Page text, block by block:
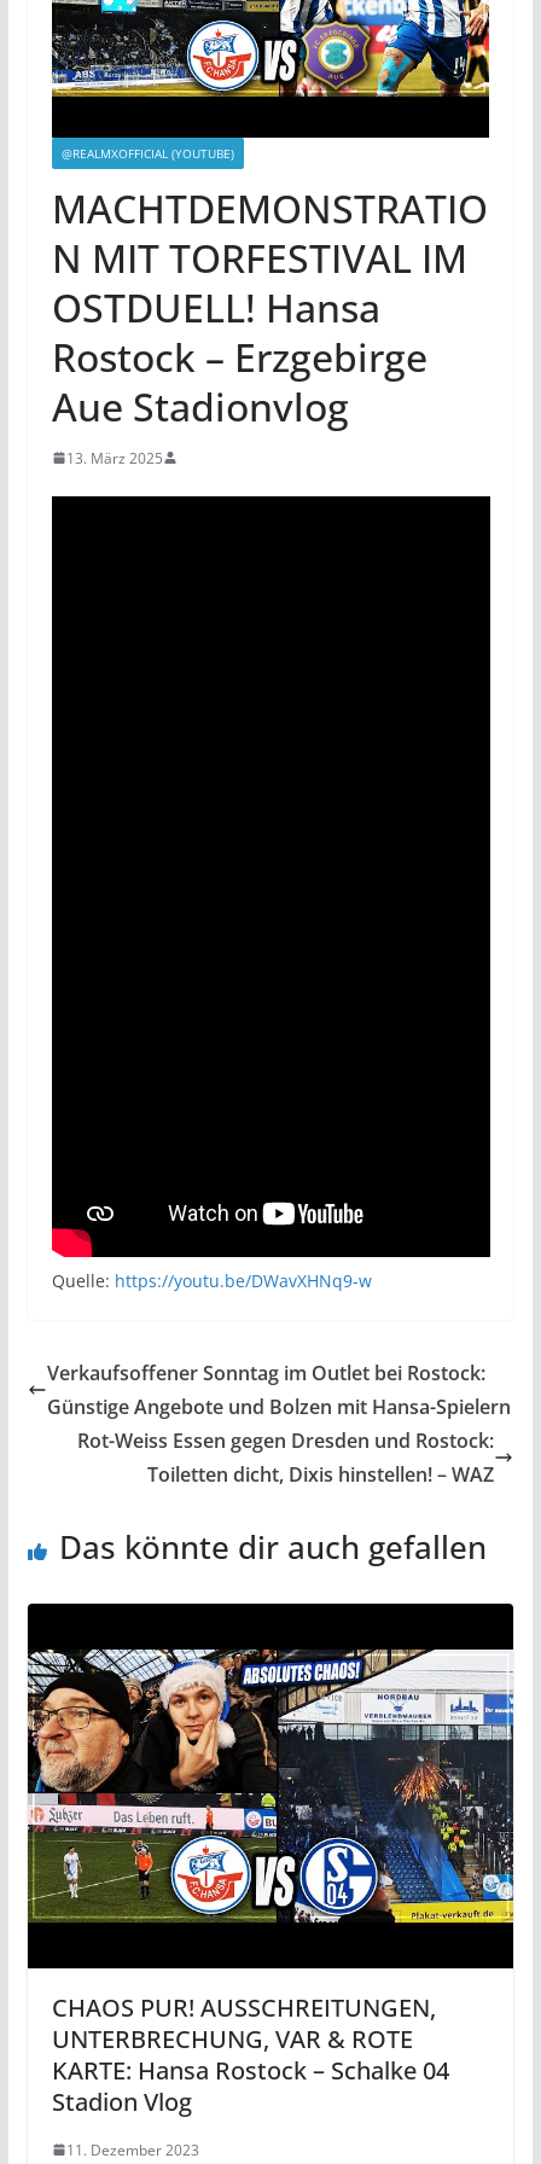
@REALMXOFFICIAL (YOUTUBE)
MACHTDEMONSTRATIO
N MIT TORFESTIVAL IM
OSTDUELL! Hansa
Rostock – Erzgebirge
Aue Stadionvlog
13. März 2025
Quelle: https://youtu.be/DWavXHNq9-w
Verkaufsoffener Sonntag im Outlet bei Rostock:
Günstige Angebote und Bolzen mit Hansa-Spielern
Rot-Weiss Essen gegen Dresden und Rostock:
Toiletten dicht, Dixis hinstellen! – WAZ
Das könnte dir auch gefallen
CHAOS PUR! AUSSCHREITUNGEN,
UNTERBRECHUNG, VAR & ROTE
KARTE: Hansa Rostock – Schalke 04
Stadion Vlog
11. Dezember 2023